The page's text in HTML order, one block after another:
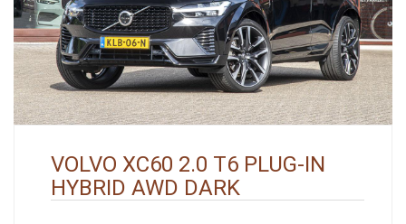
VOLVO XC60 2.0 T6 PLUG-IN
HYBRID AWD DARK